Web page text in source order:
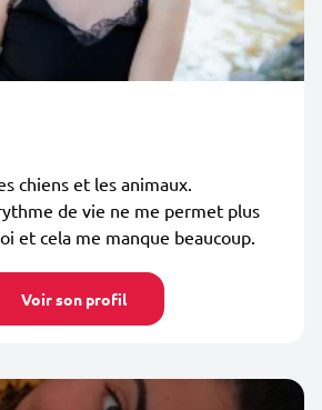
chiens et les animaux.
de vie ne me permet plus
et cela me manque beaucoup.
Voir son profil